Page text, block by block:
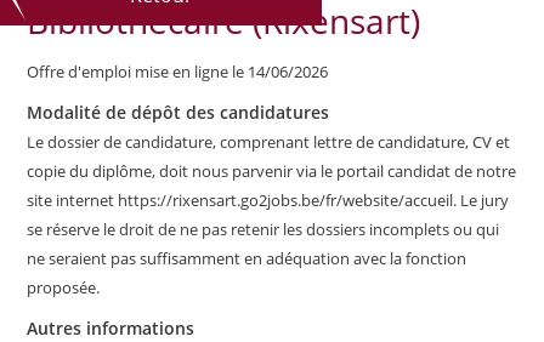
Bibliothécaire (Rixensart)
Offre d'emploi mise en ligne le 14/06/2026
Modalité de dépôt des candidatures
Le dossier de candidature, comprenant lettre de candidature, CV et
copie du diplôme, doit nous parvenir via le portail candidat de notre
site internet https://rixensart.go2jobs.be/fr/website/accueil. Le jury
se réserve le droit de ne pas retenir les dossiers incomplets ou qui
ne seraient pas suffisamment en adéquation avec la fonction
proposée.
Autres informations